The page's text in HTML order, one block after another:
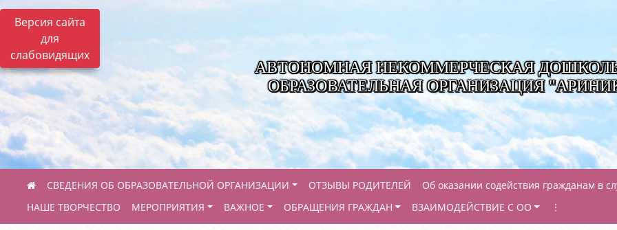
Версия сайта
для
слабовидящих
АВТОНОМНАЯ НЕКОММЕРЧЕСКАЯ
ОБРАЗОВАТЕЛЬНАЯ ОРГАНИЗАЦИЯ
СВЕДЕНИЯ ОБ ОБРАЗОВАТЕЛЬНОЙ ОРГАНИЗАЦИИ ОТЗЫВЫ РОДИТЕЛЕЙ
Об оказании содействия гражданам в
НАШЕ ТВОРЧЕСТВО
МЕРОПРИЯТИЯ ВАЖНОЕ ОБРАЩЕНИЯ ГРАЖДАН ВЗАИМОДЕЙСТВИЕ С ОО ⋮